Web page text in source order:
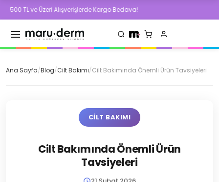
Üzeri Alışverişlerde Kargo Bedava!
Ana Sayfa/Blog/Cilt Bakımı/Cilt Bakımında Önemli Ürün Tavsiyeleri
CILT BAKIMI
Cilt Bakımında Önemli Ürün
Tavsiyeleri